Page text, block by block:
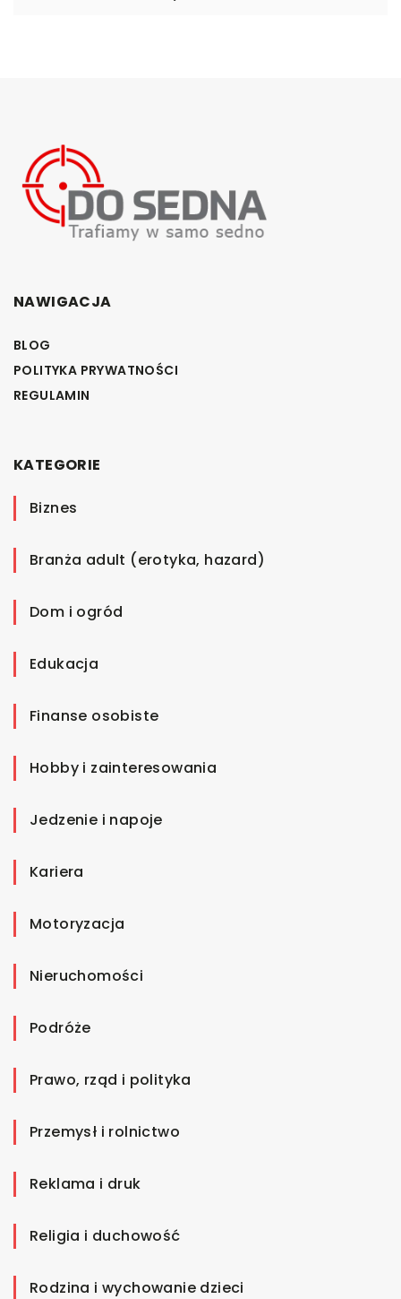
NAWIGACJA
BLOG
POLITYKA PRYWATNOŚCI
REGULAMIN
KATEGORIE
Biznes
Branża adult (erotyka, hazard)
Dom i ogród
Edukacja
Finanse osobiste
Hobby i zainteresowania
Jedzenie i napoje
Kariera
Motoryzacja
Nieruchomości
Podróże
Prawo, rząd i polityka
Przemysł i rolnictwo
Reklama i druk
Religia i duchowość
Rodzina i wychowanie dzieci